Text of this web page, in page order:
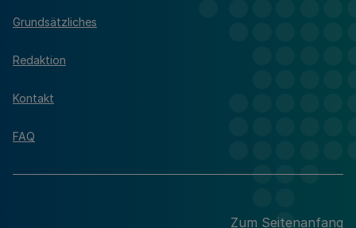
Grundsätzliches
Redaktion
Kontakt
FAQ
Zum Seitenanfang